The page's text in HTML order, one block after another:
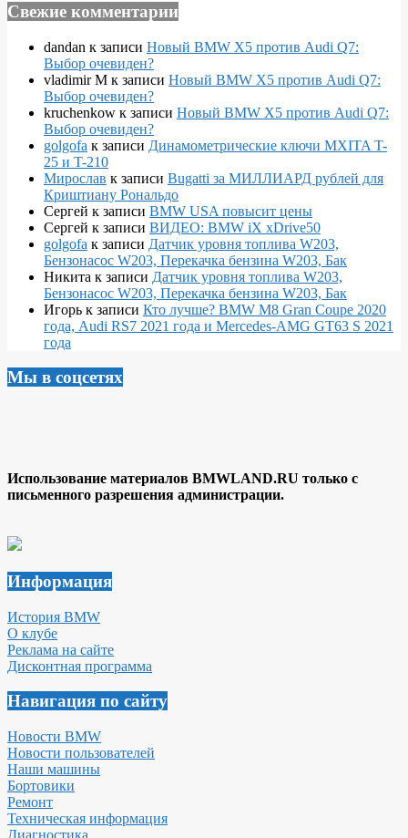
Свежие комментарии
dandan к записи Новый BMW X5 против Audi Q7:
Выбор очевиден?
vladimir M к записи Новый BMW X5 против Audi Q7:
Выбор очевиден?
kruchenkow к записи Новый BMW X5 против Audi Q7:
Выбор очевиден?
golgofa к записи Динамометрические ключи MXITA T-
25 и T-210
Мирослав к записи Bugatti за МИЛЛИАРД рублей для
Криштиану Рональдо
Сергей к записи BMW USA повысит цены
Сергей к записи ВИДЕО: BMW iX xDrive50
golgofa к записи Датчик уровня топлива W203,
Бензонасос W203, Перекачка бензина W203, Бак
Никита к записи Датчик уровня топлива W203,
Бензонасос W203, Перекачка бензина W203, Бак
Игорь к записи Кто лучше? BMW M8 Gran Coupe 2020
года, Audi RS7 2021 года и Mercedes-AMG GT63 S 2021
года
Мы в соцсетях
Использование материалов BMWLAND.RU только с
письменного разрешения администрации.
Информация
История BMW
О клубе
Реклама на сайте
Дисконтная программа
Навигация по сайту
Новости BMW
Новости пользователей
Наши машины
Бортовики
Ремонт
Техническая информация
Диагностика